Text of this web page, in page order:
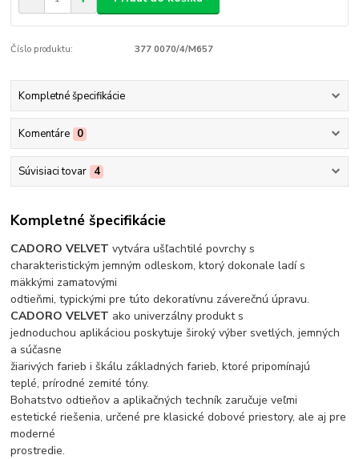
Číslo produktu: 377 0070/4/M657
Kompletné špecifikácie
Komentáre 0
Súvisiaci tovar 4
Kompletné špecifikácie
CADORO VELVET vytvára ušľachtilé povrchy s
charakteristickým jemným odleskom, ktorý dokonale ladí s
mäkkými zamatovými
odtieňmi, typickými pre túto dekoratívnu záverečnú úpravu.
CADORO VELVET ako univerzálny produkt s
jednoduchou aplikáciou poskytuje široký výber svetlých, jemných
a súčasne
žiarivých farieb i škálu základných farieb, ktoré pripomínajú
teplé, prírodné zemité tóny.
Bohatstvo odtieňov a aplikačných techník zaručuje veľmi
estetické riešenia, určené pre klasické dobové priestory, ale aj pre
moderné
prostredie.